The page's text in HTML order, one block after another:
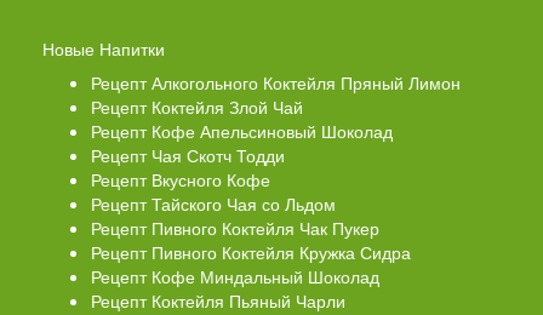
Новые Напитки
Рецепт Алкогольного Коктейля Пряный Лимон
Рецепт Коктейля Злой Чай
Рецепт Кофе Апельсиновый Шоколад
Рецепт Чая Скотч Тодди
Рецепт Вкусного Кофе
Рецепт Тайского Чая со Льдом
Рецепт Пивного Коктейля Чак Пукер
Рецепт Пивного Коктейля Кружка Сидра
Рецепт Кофе Миндальный Шоколад
Рецепт Коктейля Пьяный Чарли